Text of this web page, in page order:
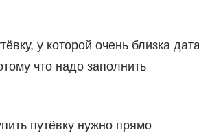
у которой очень близка
что надо заполнить
путёвку нужно прямо